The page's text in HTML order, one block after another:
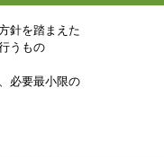
針を踏まえた
うもの
要最小限の